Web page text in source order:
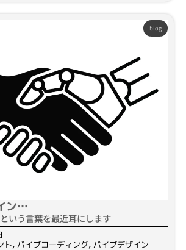
blog
ン…
いう言葉を最近耳にします
ト, バイブコーディング, バイブデザイン